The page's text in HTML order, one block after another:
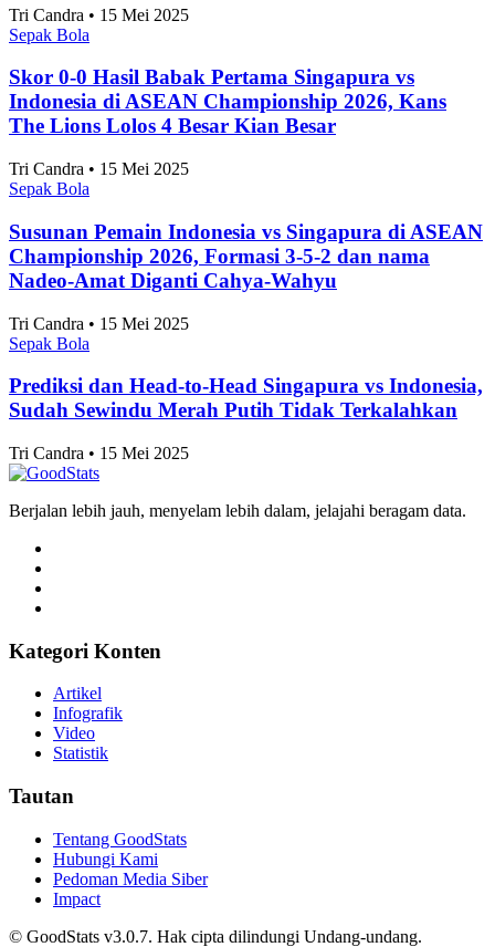
Tri Candra • 15 Mei 2025
Sepak Bola
Skor 0-0 Hasil Babak Pertama Singapura vs
Indonesia di ASEAN Championship 2026, Kans
The Lions Lolos 4 Besar Kian Besar
Tri Candra • 15 Mei 2025
Sepak Bola
Susunan Pemain Indonesia vs Singapura di ASEAN
Championship 2026, Formasi 3-5-2 dan nama
Nadeo-Amat Diganti Cahya-Wahyu
Tri Candra • 15 Mei 2025
Sepak Bola
Prediksi dan Head-to-Head Singapura vs Indonesia,
Sudah Sewindu Merah Putih Tidak Terkalahkan
Tri Candra • 15 Mei 2025
Berjalan lebih jauh, menyelam lebih dalam, jelajahi beragam data.
Kategori Konten
Artikel
Infografik
Video
Statistik
Tautan
Tentang GoodStats
Hubungi Kami
Pedoman Media Siber
Impact
© GoodStats v3.0.7. Hak cipta dilindungi Undang-undang.